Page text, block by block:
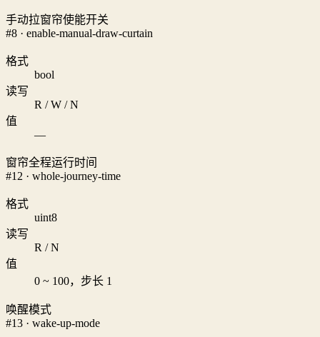
手动拉窗帘使能开关
#8 · enable-manual-draw-curtain
格式
bool
读写
R / W / N
值
—
窗帘全程运行时间
#12 · whole-journey-time
格式
uint8
读写
R / N
值
0 ~ 100，步长 1
唤醒模式
#13 · wake-up-mode